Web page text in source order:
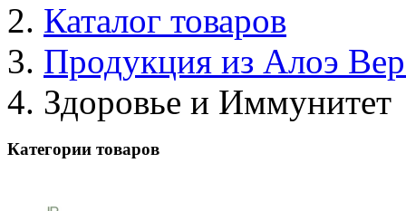
Каталог товаров
Продукция из Алоэ
Здоровье и Иммунитет
Категории товаров